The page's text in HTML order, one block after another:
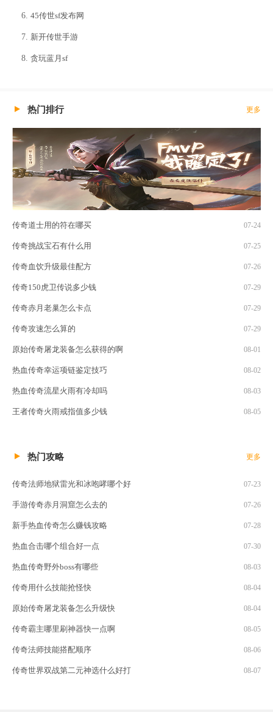
45传世sf发布网
新开传世手游
贪玩蓝月sf
热门排行 更多
传奇道士用的符在哪买 07-24
传奇挑战宝石有什么用 07-25
传奇血饮升级最佳配方 07-26
传奇150虎卫传说多少钱 07-29
传奇赤月老巢怎么卡点 07-29
传奇攻速怎么算的 07-29
原始传奇屠龙装备怎么获得的啊 08-01
热血传奇幸运项链鉴定技巧 08-02
热血传奇流星火雨有冷却吗 08-03
王者传奇火雨戒指值多少钱 08-05
热门攻略 更多
传奇法师地狱雷光和冰咆哮哪个好 07-23
手游传奇赤月洞窟怎么去的 07-26
新手热血传奇怎么赚钱攻略 07-28
热血合击哪个组合好一点 07-30
热血传奇野外boss有哪些 08-03
传奇用什么技能抢怪快 08-04
原始传奇屠龙装备怎么升级快 08-04
传奇霸主哪里刷神器快一点啊 08-05
传奇法师技能搭配顺序 08-06
传奇世界双战第二元神选什么好打 08-07